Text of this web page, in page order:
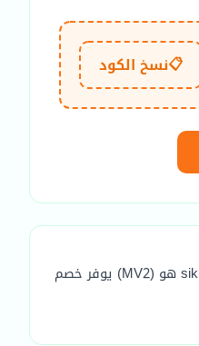
📋نسخ الكود
كود خصم سكلو للساعات siklo هو (MV2) يوفر خصم